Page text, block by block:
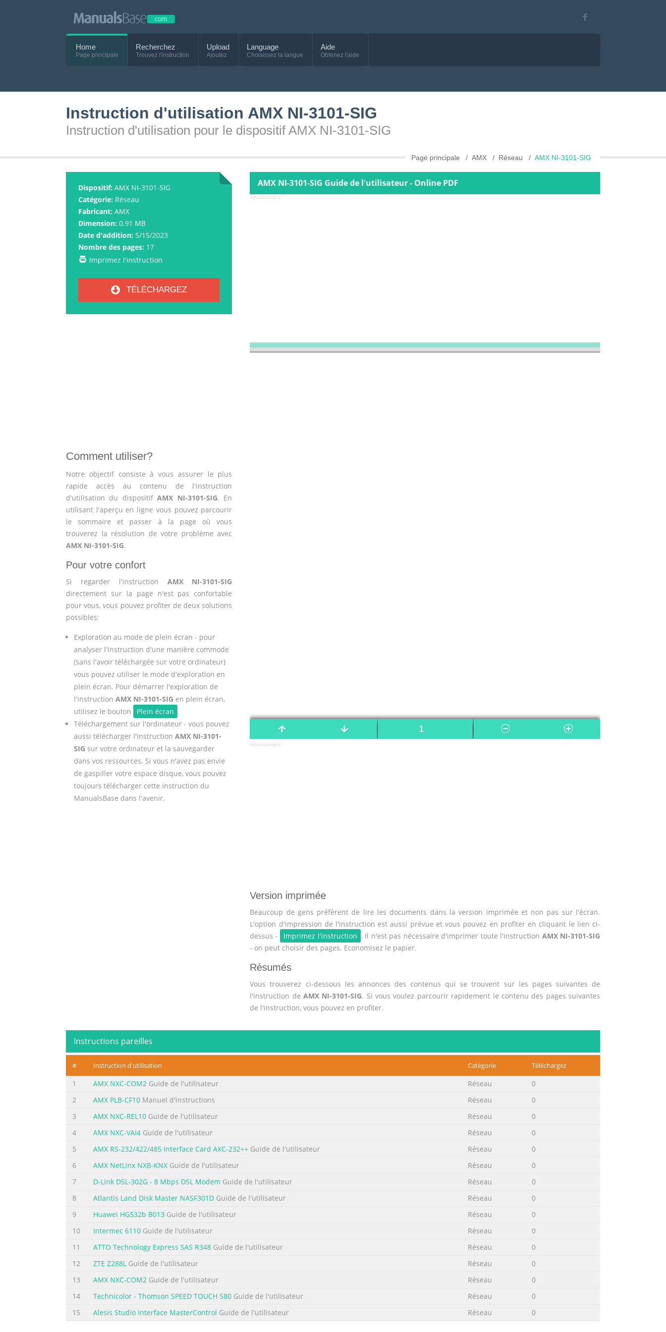
Home
Page principale
Recherchez
Trouvez l'instruction
Upload
Ajoutez
Language
Choisissez la langue
Aide
Obtenez l'aide
Instruction d'utilisation AMX NI-3101-SIG
Instruction d'utilisation pour le dispositif AMX NI-3101-SIG
Page principale AMX Réseau AMX NI-3101-SIG
Dispositif: AMX NI-3101-SIG
Catégorie: Réseau
Fabricant: AMX
Dimension: 0.91 MB
Date d'addition: 5/15/2023
Nombre des pages: 17
Imprimez l'instruction
TÉLÉCHARGEZ
Comment utiliser?
Notre objectif consiste à vous assurer le plus
rapide accès au contenu de l'instruction
d'utilisation du dispositifAMX NI-3101-SIG. En
utilisant l'aperçu en ligne vous pouvez parcourir
le sommaire et passer à la page où vous
trouverez la résolution de votre problème avec
AMX NI-3101-SIG.
Pour votre confort
Si regarder l'instruction AMX NI-3101-SIG
directement sur la page n'est pas confortable
pour vous, vous pouvez profiter de deux solutions
possibles:
Exploration au mode de plein écran - pour
analyser l'instruction d'une manière commode
(sans l'avoir téléchargée sur votre ordinateur)
vous pouvez utiliser le mode d'exploration en
plein écran. Pour démarrer l'exploration de
l'instruction AMX NI-3101-SIG en plein écran,
utilisez le bouton
Plein écran .
Téléchargement sur l'ordinateur - vous pouvez
aussi télécharger l'instruction AMX NI-3101-
SIG sur votre ordinateur et la sauvegarder
dans vos ressources. Si vous n'avez pas envie
de gaspiller votre espace disque, vous pouvez
toujours télécharger cette instruction du
ManualsBase dans l'avenir.
AMX NI-3101-SIG Guide de l'utilisateur - Online PDF
Advertisement
Advertisement
Version imprimée
Beaucoup de gens préfèrent de lire les documents dans la version imprimée et non pas sur l'écran.
L'option d'impression de l'instruction est aussi prévue et vous pouvez en profiter en cliquant le lien ci-
dessus -
Imprimez l'instruction . Il n'est pas nécessaire d'imprimer toute l'instruction AMX NI-3101-SIG
- on peut choisir des pages. Economisez le papier.
Résumés
Vous trouverez ci-dessous les annonces des contenus qui se trouvent sur les pages suivantes de
l'instruction deAMX NI-3101-SIG. Si vous voulez parcourir rapidement le contenu des pages suivantes
de l'instruction, vous pouvez en profiter.
Instructions pareilles
# Instruction d'utilisation Catégorie Téléchargez
1 AMX NXC-COM2 Guide de l'utilisateur Réseau
0
2
AMX PLB-CF10 Manuel d'instructions Réseau
0
3
AMX NXC-REL10 Guide de l'utilisateur Réseau
0
4
AMX NXC-VAI4 Guide de l'utilisateur Réseau
0
5
AMX RS-232/422/485 Interface Card AXC-232++ Guide de l'utilisateur Réseau
0
6
AMX NetLinx NXB-KNX Guide de l'utilisateur Réseau
0
7
D-Link DSL-302G - 8 Mbps DSL Modem Guide de l'utilisateur Réseau
0
8
Atlantis Land Disk Master NASF301D Guide de l'utilisateur Réseau
0
9
Huawei HG532b B013 Guide de l'utilisateur Réseau
0
10
Intermec 6110 Guide de l'utilisateur Réseau
0
11
ATTO Technology Express SAS R348 Guide de l'utilisateur Réseau
0
12
ZTE Z288L Guide de l'utilisateur Réseau
0
13
AMX NXC-COM2 Guide de l'utilisateur Réseau
0
14
Technicolor - Thomson SPEED TOUCH 580 Guide de l'utilisateur Réseau
0
15
Alesis Studio Interface MasterControl Guide de l'utilisateur Réseau 0